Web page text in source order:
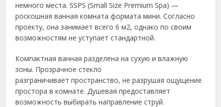
немного места. SSPS (Small Size Premium Spa) —
роскошная ванная комната формата мини. Согласно
проекту, она занимает всего 6 м2, однако по своим
возможностям не уступает стандартной.
Компактная ванная разделена на сухую и влажную
зоны. Прозрачное стекло
разграничивает пространство, не разрушая ощущение
простора в комнате. Душевая предоставляет
возможность выбирать направление струй.